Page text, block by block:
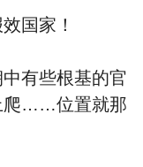
国家！
有些根基的官
爬……位置就那